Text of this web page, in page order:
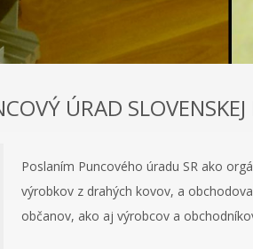
ÚRAD
Poslaním Puncového úradu SR ako
výrobkov z drahých kovov, a
občanov, ako aj výrobcov a